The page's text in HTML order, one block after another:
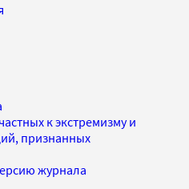
к экстремизму и
признанных
журнала